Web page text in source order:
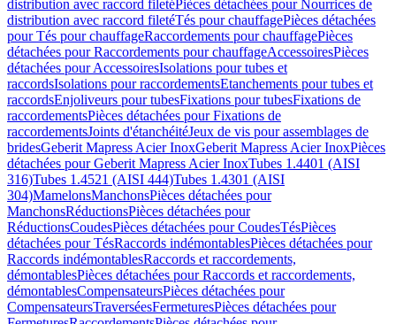
distribution avec raccord filetéPièces détachées pour Nourrices de
distribution avec raccord filetéTés pour chauffagePièces détachées
pour Tés pour chauffageRaccordements pour chauffagePièces
détachées pour Raccordements pour chauffageAccessoiresPièces
détachées pour AccessoiresIsolations pour tubes et
raccordsIsolations pour raccordementsEtanchements pour tubes et
raccordsEnjoliveurs pour tubesFixations pour tubesFixations de
raccordementsPièces détachées pour Fixations de
raccordementsJoints d'étanchéitéJeux de vis pour assemblages de
bridesGeberit Mapress Acier InoxGeberit Mapress Acier InoxPièces
détachées pour Geberit Mapress Acier InoxTubes 1.4401 (AISI
316)Tubes 1.4521 (AISI 444)Tubes 1.4301 (AISI
304)MamelonsManchonsPièces détachées pour
ManchonsRéductionsPièces détachées pour
RéductionsCoudesPièces détachées pour CoudesTésPièces
détachées pour TésRaccords indémontablesPièces détachées pour
Raccords indémontablesRaccords et raccordements,
démontablesPièces détachées pour Raccords et raccordements,
démontablesCompensateursPièces détachées pour
CompensateursTraverséesFermeturesPièces détachées pour